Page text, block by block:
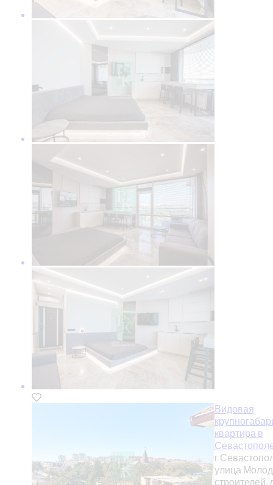
Видовая
квартира в
г
улица
строителей,